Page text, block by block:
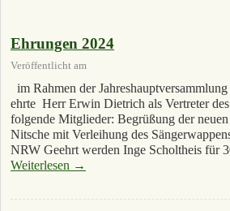
Ehrungen 2024
Veröffentlicht am
im Rahmen der
ehrte Herr Erwin Dietrich als Vertreter
folgende Mitglieder: Begrüßung der neuen
Nitsche mit Verleihung des
NRW Geehrt werden Inge Scholtheis für
Weiterlesen →